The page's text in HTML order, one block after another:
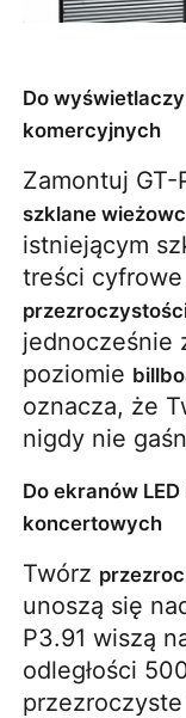
Do
komercyjnych
Zamontuj GT-
szklane
istniejącym
treści
jednocześnie
poziomie
oznacza, że
nigdy nie
Do ekranów
koncertowych
Twórz
unoszą się
P3.91 wiszą
odległości